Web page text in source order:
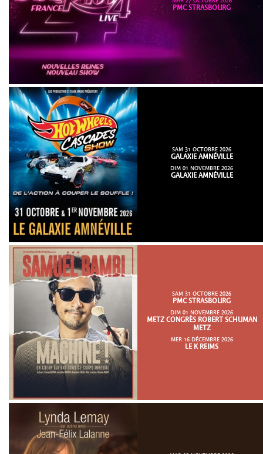
PMC STRASBOURG
SAM 31 OCTOBRE 2026
GALAXIE AMNÉVILLE
DIM 01 NOVEMBRE 2026
GALAXIE AMNÉVILLE
SAM 31 OCTOBRE 2026
PMC STRASBOURG
DIM 01 NOVEMBRE 2026
METZ CONGRÈS ROBERT SCHUMAN
METZ
MER 16 DÉCEMBRE 2026
LE K REIMS